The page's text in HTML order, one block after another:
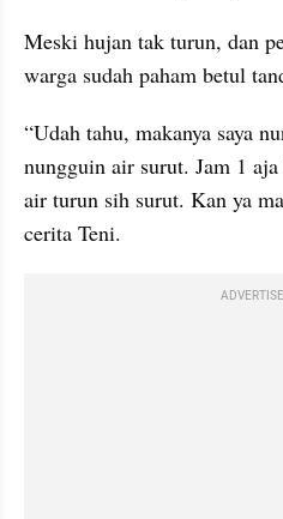
Meski hujan tak turun, dan
warga sudah paham betul
“Udah tahu, makanya saya
nungguin air surut. Jam 1
air turun sih surut. Kan ya
cerita Teni.